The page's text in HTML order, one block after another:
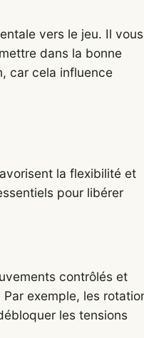
vers le jeu. Il vous
dans la bonne
car cela influence
la flexibilité et
pour libérer
contrôlés et
exemple, les
les tensions